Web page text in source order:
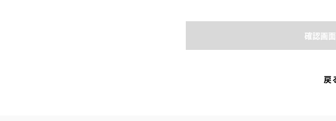
確認画
戻